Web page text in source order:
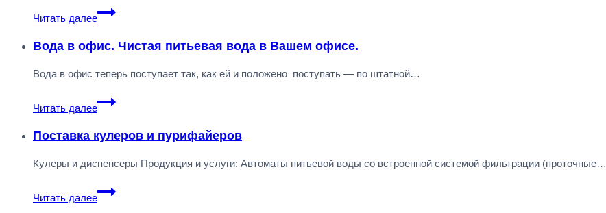
Читать далее
Пурифайер
что
это
Вода в офис. Чистая питьевая вода в Вашем офисе.
Вода в офис теперь поступает так, как ей и положено поступать — по штатной…
Читать далее
Вода
в
офис.
питьевая
в
Поставка кулеров и пурифайеров
Кулеры и диспенсеры Продукция и услуги: Автоматы питьевой воды cо встроенной системой фильтрации (проточные…
Читать далее
Поставка
кулеров